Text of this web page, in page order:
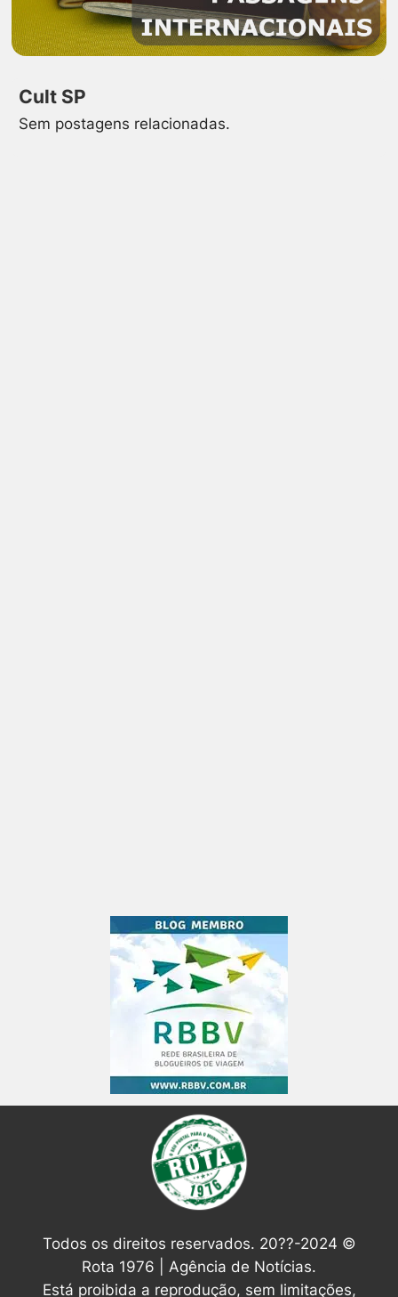
Cult SP
Sem postagens relacionadas.
Todos os direitos reservados. 20??-2024 ©
Rota 1976 | Agência de Notícias.
Está proibida a reprodução, sem limitações,